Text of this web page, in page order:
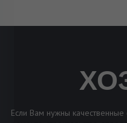
Если Вам нужны